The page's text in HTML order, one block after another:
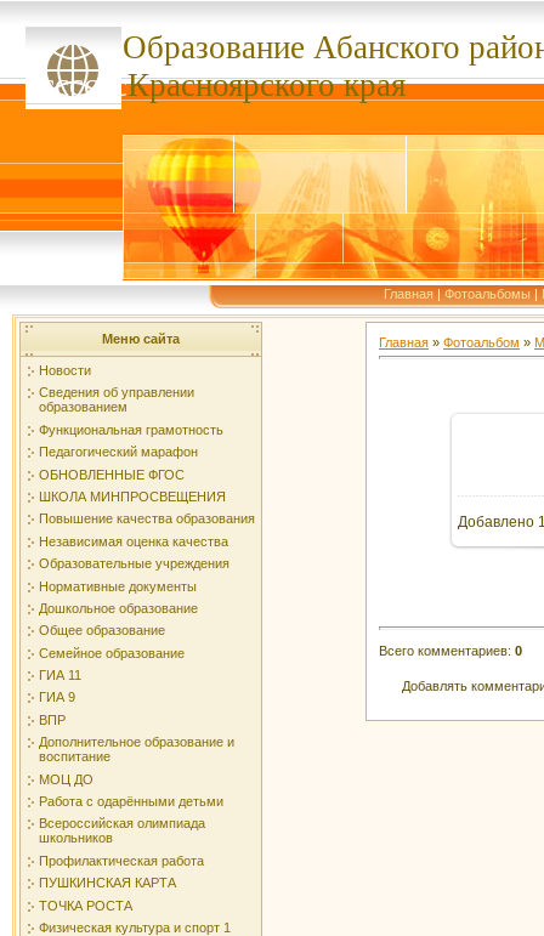
Образование Абанского
сссссссКрасноярского края
Главная | Фотоальбомы |
Меню сайта
Новости
Сведения об управлении
образованием
Функциональная грамотность
Педагогический марафон
ОБНОВЛЕННЫЕ ФГОС
ШКОЛА МИНПРОСВЕЩЕНИЯ
Повышение качества образования
Независимая оценка качества
Образовательные учреждения
Нормативные документы
Дошкольное образование
Общее образование
Семейное образование
ГИА 11
ГИА 9
ВПР
Дополнительное образование и
воспитание
МОЦ ДО
Работа с одарёнными детьми
Всероссийская олимпиада
школьников
Профилактическая работа
ПУШКИНСКАЯ КАРТА
ТОЧКА РОСТА
Физическая культура и спорт 1
Главная » Фотоальбом »
Добавлено
Всего комментариев: 0
Добавлять